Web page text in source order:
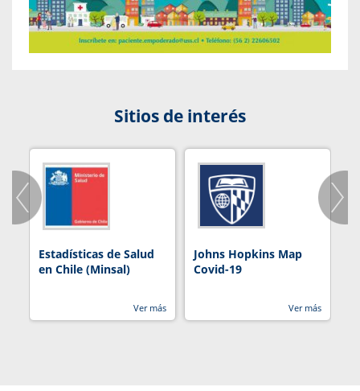
Sitios de interés
Estadísticas de Salud
en Chile (Minsal)
Ver más
Johns Hopkins Map
Covid-19
Ver más